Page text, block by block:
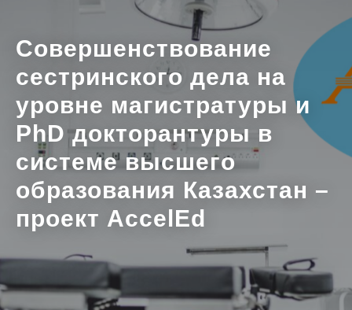
Совершенствование
сестринского дела на
уровне магистратуры и
PhD докторантуры в
системе высшего
образования Казахстан –
проект AccelEd